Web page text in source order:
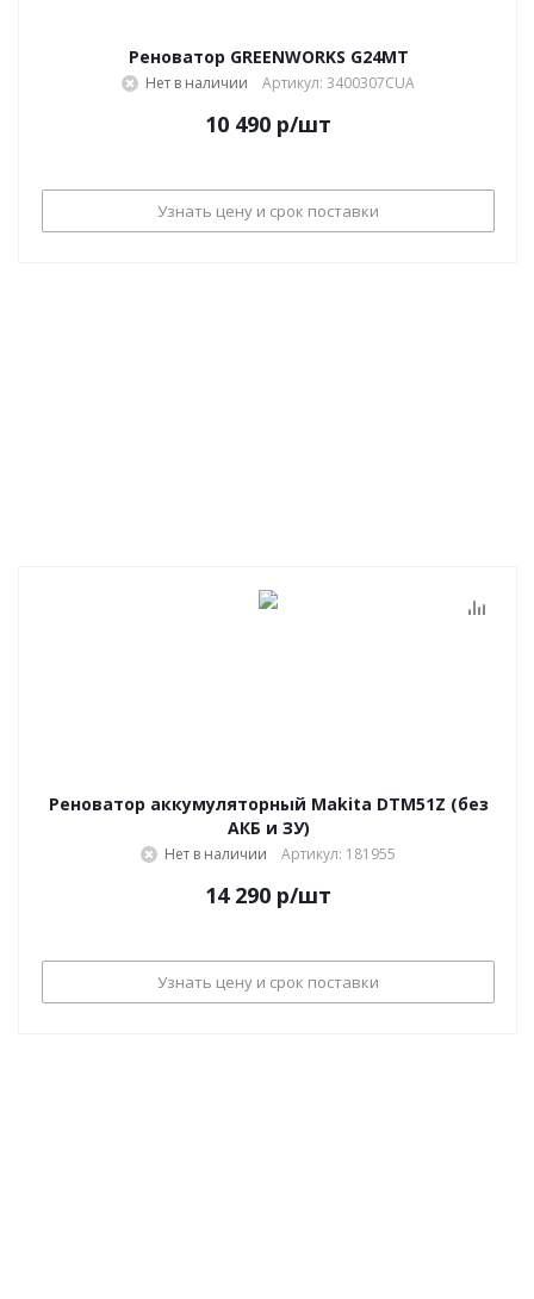
Реноватор GREENWORKS G24MT
Нет в наличии Артикул: 3400307CUA
10 490 р/шт
Узнать цену и срок поставки
Реноватор аккумуляторный Makita DTM51Z (без
АКБ и ЗУ)
Нет в наличии Артикул: 181955
14 290 р/шт
Узнать цену и срок поставки